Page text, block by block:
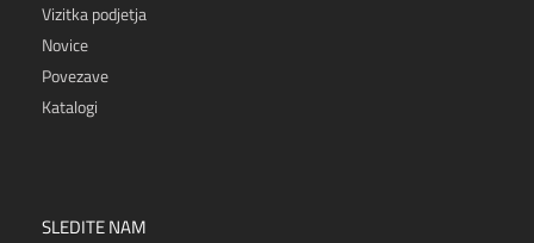
Vizitka podjetja
Novice
Povezave
Katalogi
SLEDITE NAM